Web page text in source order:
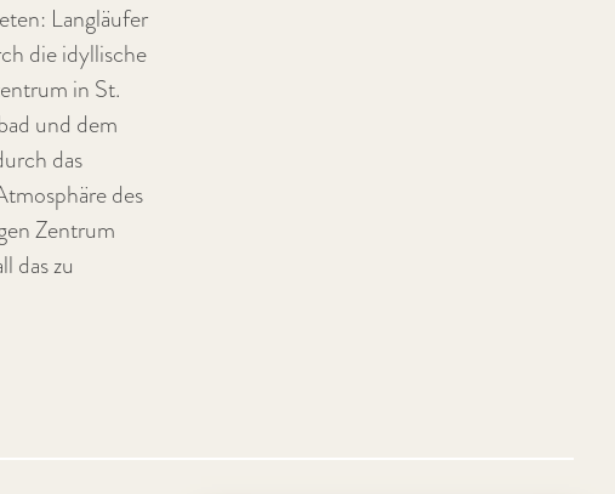
Langläufer
die idyllische
in St.
und dem
das
des
Zentrum
das zu